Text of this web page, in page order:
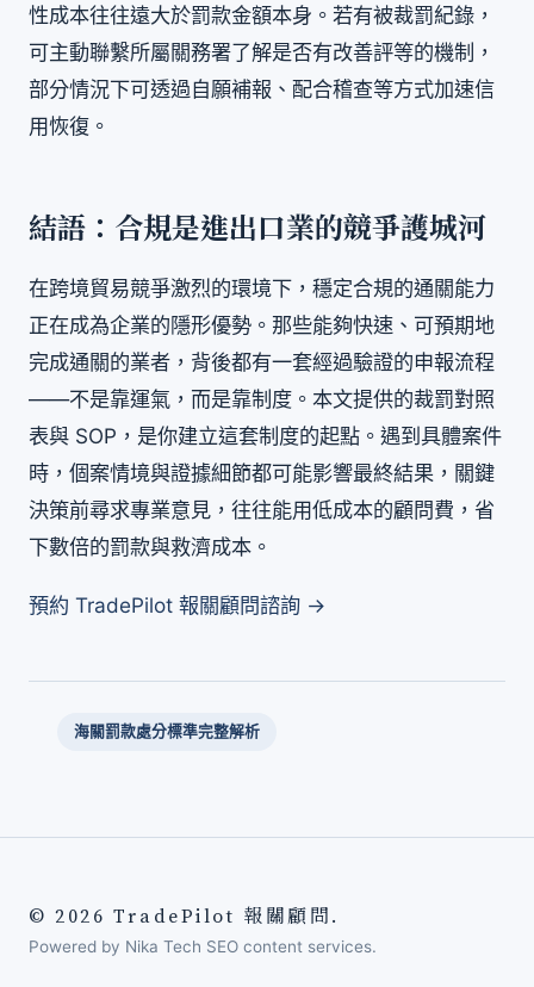
性成本往往遠大於罰款金額本身。若有被裁罰紀錄，
可主動聯繫所屬關務署了解是否有改善評等的機制，
部分情況下可透過自願補報、配合稽查等方式加速信
用恢復。
結語：合規是進出口業的競爭護城河
在跨境貿易競爭激烈的環境下，穩定合規的通關能力
正在成為企業的隱形優勢。那些能夠快速、可預期地
完成通關的業者，背後都有一套經過驗證的申報流程
——不是靠運氣，而是靠制度。本文提供的裁罰對照
表與 SOP，是你建立這套制度的起點。遇到具體案件
時，個案情境與證據細節都可能影響最終結果，關鍵
決策前尋求專業意見，往往能用低成本的顧問費，省
下數倍的罰款與救濟成本。
預約 TradePilot 報關顧問諮詢 →
海關罰款處分標準完整解析
© 2026 TradePilot 報關顧問.
Powered by Nika Tech SEO content services.